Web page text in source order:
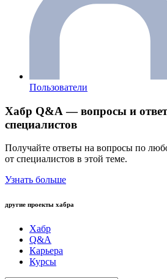
Пользователи
Хабр Q&A — вопросы и
специалистов
Получайте ответы на вопросы по
от специалистов в этой теме.
Узнать больше
другие проекты хабра
Хабр
Q&A
Карьера
Курсы